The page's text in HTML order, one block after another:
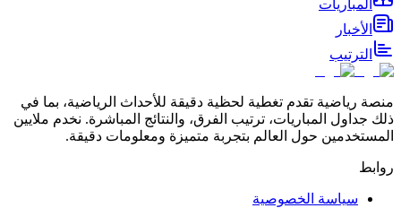
المباريات
الأخبار
الترتيب
منصة رياضية تقدم تغطية لحظية دقيقة للأحداث الرياضية، بما في
ذلك جداول المباريات، ترتيب الفرق، والنتائج المباشرة. نخدم ملايين
المستخدمين حول العالم بتجربة متميزة ومعلومات دقيقة.
روابط
سياسة الخصوصية